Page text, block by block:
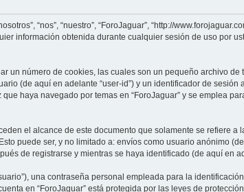
“nos”, “nuestro”, “ForoJaguar”, “http://
información obtenida durante cualquier sesión de uso por
un número de cookies, las cuales son un pequeño archivo
(de aquí en adelante “user-id”) y un identificador de sesión
haya navegado por temas en “ForoJaguar” y se emplea
el alcance de este documento que solamente se refiere a
puede ser, y no limitado a: envíos como usuario anónimo
de registrarse y mientras se haya identificado (de aquí en
una contraseña personal empleada para la
en “ForoJaguar” está protegida por las leyes de